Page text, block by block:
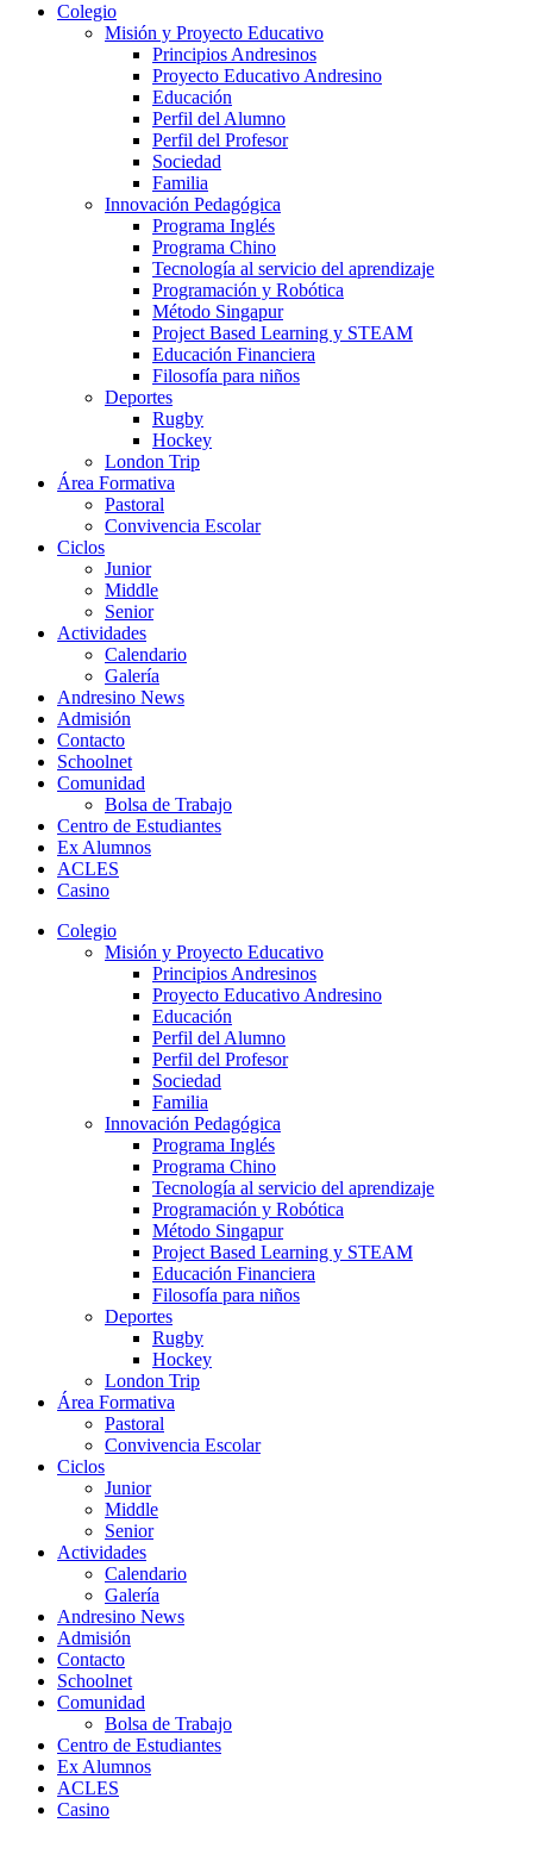
Colegio
Misión y Proyecto Educativo
Principios Andresinos
Proyecto Educativo Andresino
Educación
Perfil del Alumno
Perfil del Profesor
Sociedad
Familia
Innovación Pedagógica
Programa Inglés
Programa Chino
Tecnología al servicio del aprendizaje
Programación y Robótica
Método Singapur
Project Based Learning y STEAM
Educación Financiera
Filosofía para niños
Deportes
Rugby
Hockey
London Trip
Área Formativa
Pastoral
Convivencia Escolar
Ciclos
Junior
Middle
Senior
Actividades
Calendario
Galería
Andresino News
Admisión
Contacto
Schoolnet
Comunidad
Bolsa de Trabajo
Centro de Estudiantes
Ex Alumnos
ACLES
Casino
Colegio
Misión y Proyecto Educativo
Principios Andresinos
Proyecto Educativo Andresino
Educación
Perfil del Alumno
Perfil del Profesor
Sociedad
Familia
Innovación Pedagógica
Programa Inglés
Programa Chino
Tecnología al servicio del aprendizaje
Programación y Robótica
Método Singapur
Project Based Learning y STEAM
Educación Financiera
Filosofía para niños
Deportes
Rugby
Hockey
London Trip
Área Formativa
Pastoral
Convivencia Escolar
Ciclos
Junior
Middle
Senior
Actividades
Calendario
Galería
Andresino News
Admisión
Contacto
Schoolnet
Comunidad
Bolsa de Trabajo
Centro de Estudiantes
Ex Alumnos
ACLES
Casino